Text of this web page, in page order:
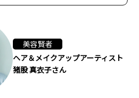
美容賢者
ヘア＆メイクアップアーティスト
猪股 真衣子さん